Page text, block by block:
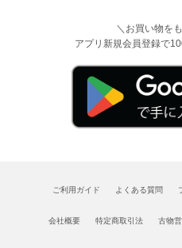
＼お買い物を
アプリ新規会員登録で
ご利用ガイド よくある質問
会社概要 特定商取引法 古物